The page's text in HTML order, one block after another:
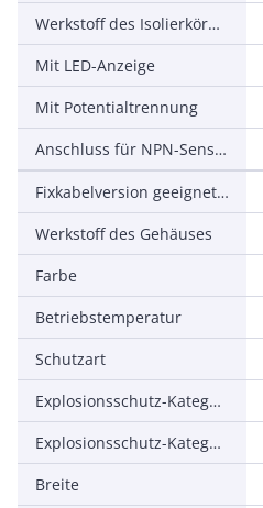
Werkstoff des Isolierkörpers
Mit LED-Anzeige
Mit Potentialtrennung
Anschluss für NPN-Sensoren
Fixkabelversion geeignet für Schleppketten
Werkstoff des Gehäuses
Farbe
Betriebstemperatur
Schutzart
Explosionsschutz-Kategorie für Gas
Explosionsschutz-Kategorie für Staub
Breite